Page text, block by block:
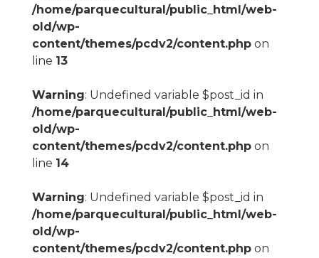
/home/parquecultural/public_html/web-
old/wp-
content/themes/pcdv2/content.phpon
line 13
Warning: Undefined variable $post_id in
/home/parquecultural/public_html/web-
old/wp-
content/themes/pcdv2/content.phpon
line 14
Warning: Undefined variable $post_id in
/home/parquecultural/public_html/web-
old/wp-
content/themes/pcdv2/content.phpon